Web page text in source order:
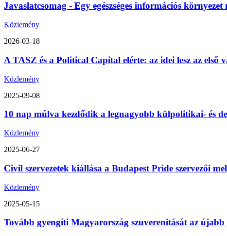
Javaslatcsomag - Egy egészséges információs
Közlemény
2026-03-18
A TASZ és a Political Capital elérte: az idei lesz az
Közlemény
2025-09-08
10 nap múlva kezdődik a legnagyobb külpolitikai- és
Közlemény
2025-06-27
Civil szervezetek kiállása a Budapest Pride szervezői
Közlemény
2025-05-15
Tovább gyengíti Magyarország szuverenitását az